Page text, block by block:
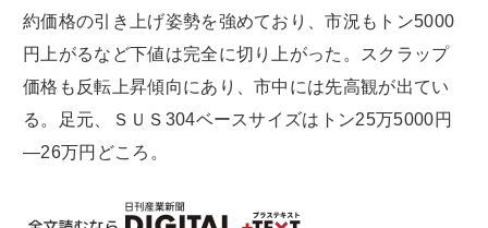
約価格の引き上げ姿勢を強めており、市況もトン5000
円上がるなど下値は完全に切り上がった。スクラップ
価格も反転上昇傾向にあり、市中には先高観が出てい
る。足元、ＳＵＳ304ベースサイズはトン25万5000円
―26万円どころ。